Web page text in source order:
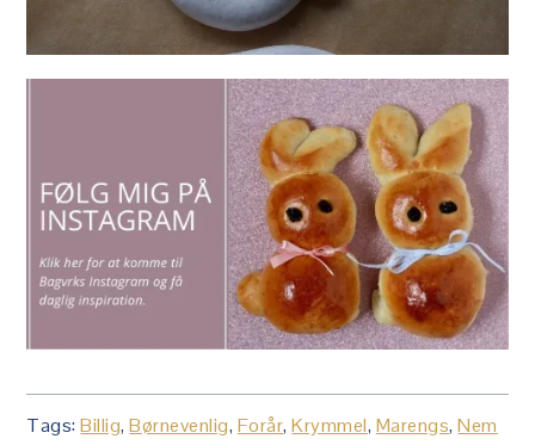
Tags:Billig,Børnevenlig, Forår,Krymmel, Marengs,Nem